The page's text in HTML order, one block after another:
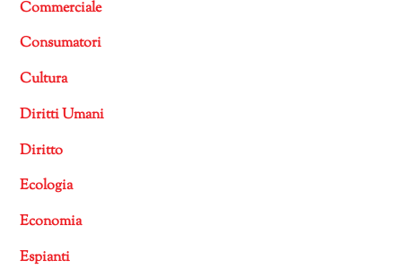
Commerciale
Consumatori
Cultura
Diritti Umani
Diritto
Ecologia
Economia
Espianti